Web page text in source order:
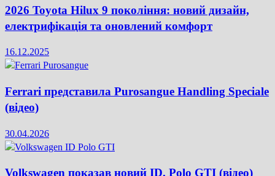
2026 Toyota Hilux 9 покоління: новий дизайн,
електрифікація та оновлений комфорт
16.12.2025
Ferrari представила Purosangue Handling Speciale
(відео)
30.04.2026
Volkswagen показав новий ID. Polo GTI (відео)